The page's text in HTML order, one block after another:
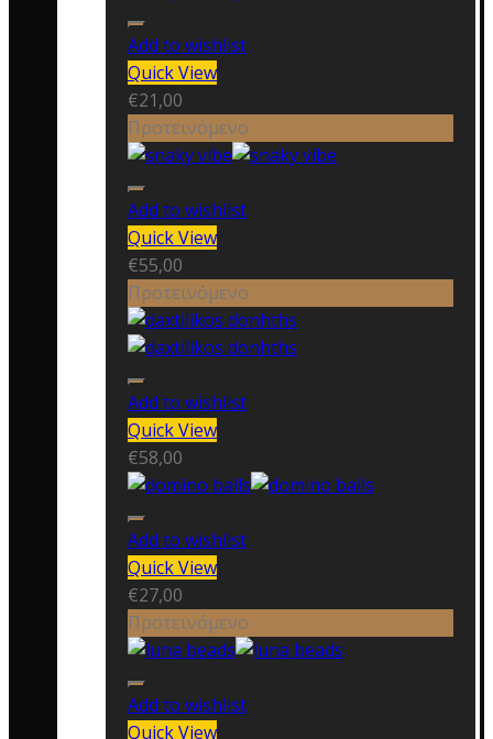
Add to wishlist
Quick View
€21,00
Προτεινόμενο
Add to wishlist
Quick View
€55,00
Προτεινόμενο
Add to wishlist
Quick View
€58,00
Add to wishlist
Quick View
€27,00
Προτεινόμενο
Add to wishlist
Quick View